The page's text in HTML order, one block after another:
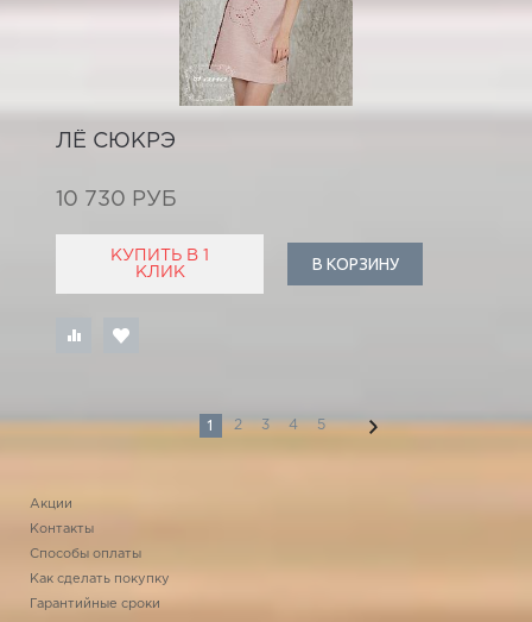
ЛЁ СЮКРЭ
10 730 РУБ
КУПИТЬ В 1
КЛИК
В КОРЗИНУ
1 2 3 4 5
Акции
Контакты
Способы оплаты
Как сделать покупку
Гарантийные сроки